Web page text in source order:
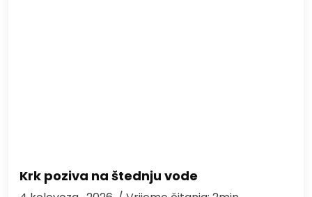
Krk poziva na štednju vode